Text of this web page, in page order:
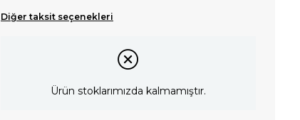
Diğer taksit seçenekleri
Ürün stoklarımızda kalmamıştır.